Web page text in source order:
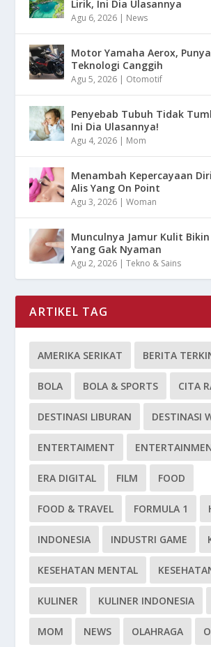
Lirik, Ini Dia Ulasannya
Agu 6, 2026 | News
Motor Yamaha Aerox,
Teknologi Canggih
Agu 5, 2026 | Otomotif
Penyebab Tubuh Tidak
Ini Dia Ulasannya!
Agu 4, 2026 | Mom
Menambah Kepercayaan
Alis Yang On Point
Agu 3, 2026 |Woman
Munculnya Jamur Kulit
Yang Gak Nyaman
Agu 2, 2026 |Tekno & Sains
ARTIKEL TAG
AMERIKA SERIKAT BERITA
BOLA BOLA & SPORTS CITA
DESTINASI LIBURAN DESTINASI
ENTERTAIMENT
ERA DIGITAL FILM FOOD
FOOD & TRAVEL FORMULA 1
INDONESIA INDUSTRI GAME
KESEHATAN MENTAL
KULINER KULINER INDONESIA
MOM NEWS OLAHRAGA